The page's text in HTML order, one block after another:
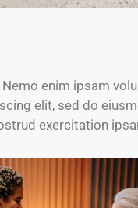
enim ipsam
elit, sed do
exercitation